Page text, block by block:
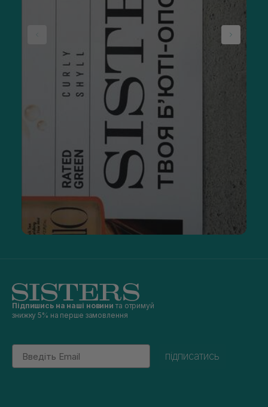
Підпишись на наші новини та отримуй
знижку 5% на перше замовлення
Email
підписатись